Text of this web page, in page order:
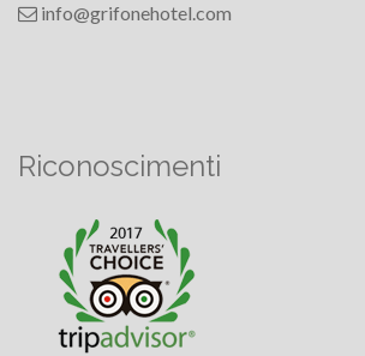
info@grifonehotel.com
Riconoscimenti